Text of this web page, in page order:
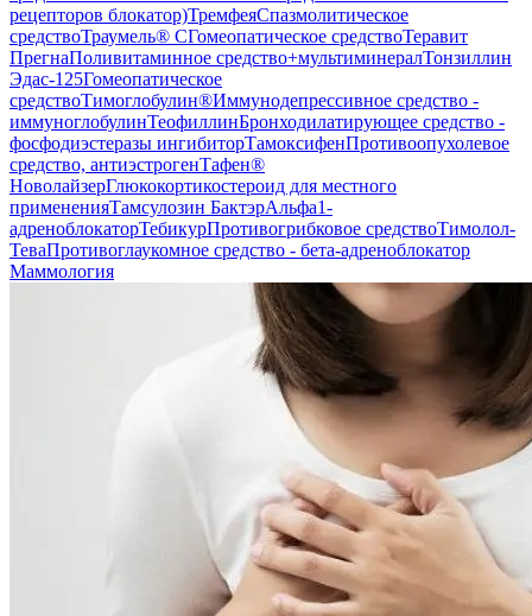
рецепторов блокатор)ТремфеяСпазмолитическое
средствоТраумель® СГомеопатическое средствоТеравит
ПрегнаПоливитаминное средство+мультиминералТонзиллин
Эдас-125Гомеопатическое
средствоТимоглобулин®Иммунодепрессивное средство -
иммуноглобулинТеофиллинБронходилатирующее средство -
фосфодиэстеразы ингибиторТамоксифенПротивоопухолевое
средство, антиэстрогенТафен®
НоволайзерГлюкокортикостероид для местного
примененияТамсулозин БактэрАльфа1-
адреноблокаторТебикурПротивогрибковое средствоТимолол-
ТеваПротивоглаукомное средство - бета-адреноблокатор
Маммология